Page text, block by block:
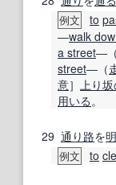
例文 to
―walk
a street―（
street―（
意］ 上り坂
用いる 。
29 通り路を
例文 to